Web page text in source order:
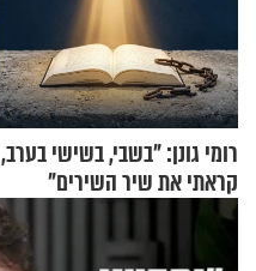
רומי גונן: "בשבי, בשישי בערב,
קראתי את שיר השירים"